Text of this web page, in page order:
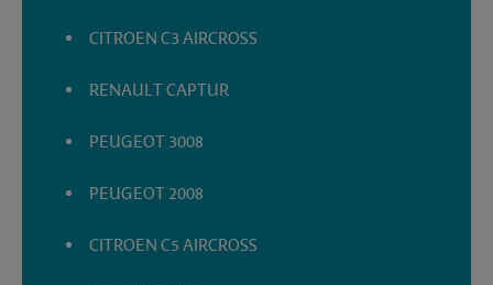
CITROEN C3 AIRCROSS
RENAULT CAPTUR
PEUGEOT 3008
PEUGEOT 2008
CITROEN C5 AIRCROSS